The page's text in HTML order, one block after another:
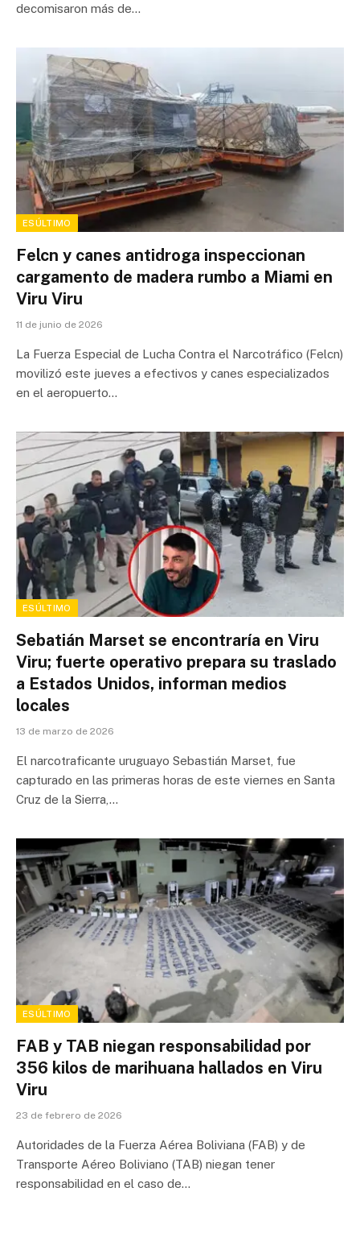
decomisaron más de…
ESÚLTIMO
Felcn y canes antidroga inspeccionan
cargamento de madera rumbo a Miami en
Viru Viru
11 de junio de 2026
La Fuerza Especial de Lucha Contra el Narcotráfico (Felcn)
movilizó este jueves a efectivos y canes especializados
en el aeropuerto…
ESÚLTIMO
Sebatián Marset se encontraría en Viru
Viru; fuerte operativo prepara su traslado
a Estados Unidos, informan medios
locales
13 de marzo de 2026
El narcotraficante uruguayo Sebastián Marset, fue
capturado en las primeras horas de este viernes en Santa
Cruz de la Sierra,…
ESÚLTIMO
FAB y TAB niegan responsabilidad por
356 kilos de marihuana hallados en Viru
Viru
23 de febrero de 2026
Autoridades de la Fuerza Aérea Boliviana (FAB) y de
Transporte Aéreo Boliviano (TAB) niegan tener
responsabilidad en el caso de…